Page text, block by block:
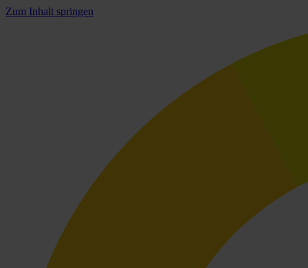
Zum Inhalt springen